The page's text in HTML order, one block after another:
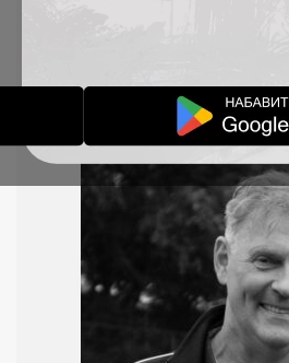
temeljit i istrajan.
Ostaće večno u našem sećanju!